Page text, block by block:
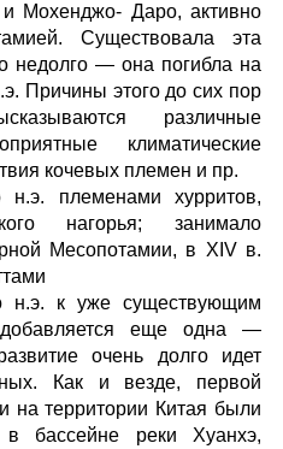
Мохенджо- Даро, активно
Существовала эта
недолго — она погибла на
Причины этого до сих пор
различные
климатические
кочевых племен и пр.
племенами хурритов,
нагорья; занимало
Месопотамии, в XIV в.
к уже существующим
еще одна —
очень долго идет
Как и везде, первой
на территории Китая были
бассейне реки Хуанхэ,